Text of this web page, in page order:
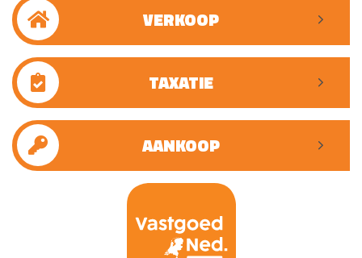
VERKOOP
TAXATIE
AANKOOP